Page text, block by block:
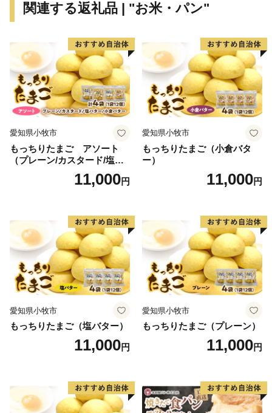
関連する返礼品 | "お米・パン"
愛知県小牧市
もっちりたまご アソート
（プレーン/カスタード/塩バ
ター/小倉バター）11,000円
愛知県小牧市
もっちりたまご（小倉バタ
ー）
11,000円
愛知県小牧市
もっちりたまご（塩バター）
11,000円
愛知県小牧市
もっちりたまご（プレーン）
11,000円